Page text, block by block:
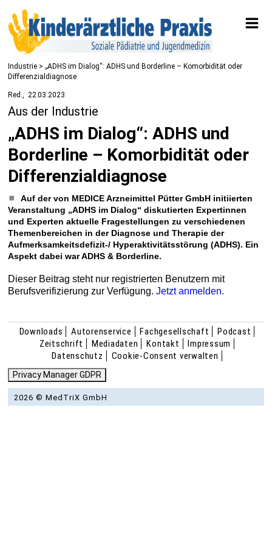
Industrie > „ADHS im Dialog“: ADHS und Borderline – Komorbidität oder
Differenzialdiagnose
Red. 22.03.2023
Aus der Industrie
„ADHS im Dialog“: ADHS und
Borderline – Komorbidität oder
Differenzialdiagnose
Auf der von MEDICE Arzneimittel Pütter GmbH initiierten
Veranstaltung „ADHS im Dialog“ diskutierten Expertinnen
und Experten aktuelle Fragestellungen zu verschiedenen
Themen­bereichen in der Diagnose und Therapie der
Aufmerksamkeitsdefizit-/ Hyperaktivitätsstörung (ADHS). Ein
Aspekt dabei war ADHS & Borderline.
Dieser Beitrag steht nur registrierten Benutzern mit
Berufsverifizierung zur Verfügung.Jetzt anmelden.
Downloads Autorenservice Fachgesellschaft
Podcast
Zeitschrift
Mediadaten Kontakt
Impressum
Datenschutz
Cookie-Consent verwalten
Privacy Manager GDPR
2026 © MedTriX GmbH